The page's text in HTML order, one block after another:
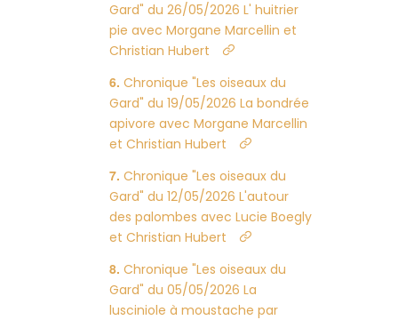
Gard" du 26/05/2026 L' huitrier
pie avec Morgane Marcellin et
Christian Hubert
Chronique "Les oiseaux du
Gard" du 19/05/2026 La bondrée
apivore avec Morgane Marcellin
et Christian Hubert
Chronique "Les oiseaux du
Gard" du 12/05/2026 L'autour
des palombes avec Lucie Boegly
et Christian Hubert
Chronique "Les oiseaux du
Gard" du 05/05/2026 La
lusciniole à moustache par